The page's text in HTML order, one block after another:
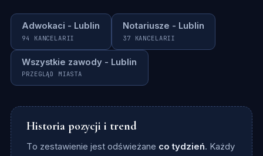
Adwokaci - Lublin
94 KANCELARII
Notariusze - Lublin
37 KANCELARII
Wszystkie zawody - Lublin
PRZEGLĄD MIASTA
Historia pozycji i trend
To zestawienie jest odświeżane co tydzień. Każdy